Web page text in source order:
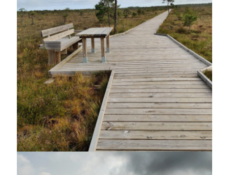
Sök
Senaste inläggen
KODEN ÄR KNÄCKT
PALLE; dagens hoppning!
UPPTÄCKSFÄRD
VI TRÄNAR VIDARE!
MYCKET FLUGOR
Kategorier